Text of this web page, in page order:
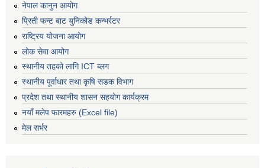
नेपाल कानुन आयोग
प्रिती फन्ट बाट युनिकोड कन्भर्रटर
राष्ट्रिय योजना आयोग
लोक सेवा आयोग
स्थानीय तहको लागि ICT ब्लग
स्थानीय पूर्वाधार तथा कृषि सडक विभाग
प्रदेश तथा स्थानीय शासन सहयोग कार्यक्रम
नयाँ मलेप फारमहरु (Excel file)
मेल सर्भर